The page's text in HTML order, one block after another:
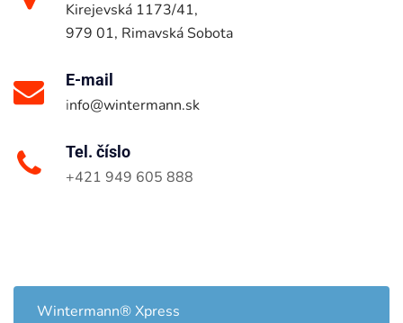
Kirejevská 1173/41,
979 01, Rimavská Sobota
E-mail
info@wintermann.sk
Tel. číslo
+421 949 605 888
Wintermann® Xpress